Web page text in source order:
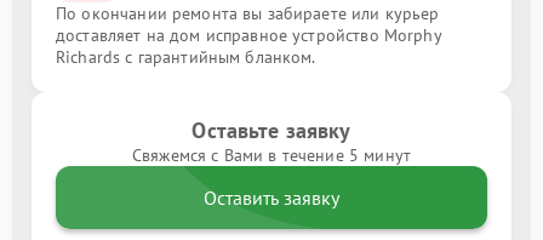
По окончании ремонта вы забираете или курьер
доставляет на дом исправное устройство Morphy
Richards с гарантийным бланком.
Оставьте заявку
Свяжемся с Вами в течение 5 минут
Оставить заявку